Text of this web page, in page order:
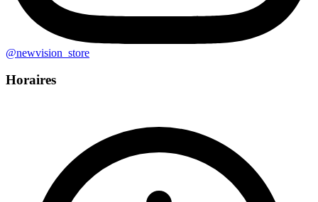
@newvision_store
Horaires